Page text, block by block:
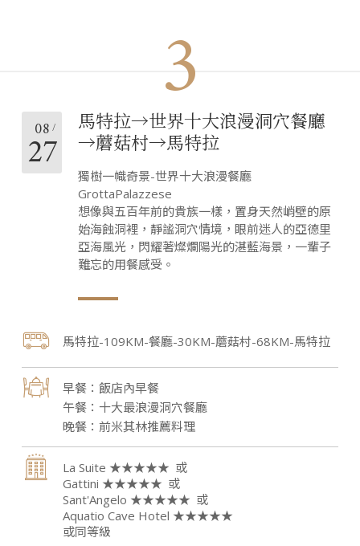
3
08
27
馬特拉→世界十大浪漫洞穴餐廳
→蘑菇村→馬特拉
獨樹一幟奇景-世界十大浪漫餐廳
GrottaPalazzese
想像與五百年前的貴族一樣，置身天然峭壁的原
始海蝕洞裡，靜謐洞穴情境，眼前迷人的亞德里
亞海風光，閃耀著燦爛陽光的湛藍海景，一輩子
難忘的用餐感受。
馬特拉-109KM-餐廳-30KM-蘑菇村-68KM-馬特拉
飯店內早餐
十大最浪漫洞穴餐廳
前米其林推薦料理
La Suite ★★★★★
Gattini ★★★★★
Sant'Angelo ★★★★★
Aquatio Cave Hotel ★★★★★
或同等級